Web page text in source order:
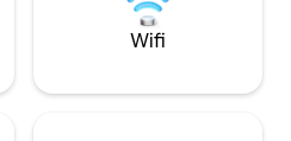
Wifi